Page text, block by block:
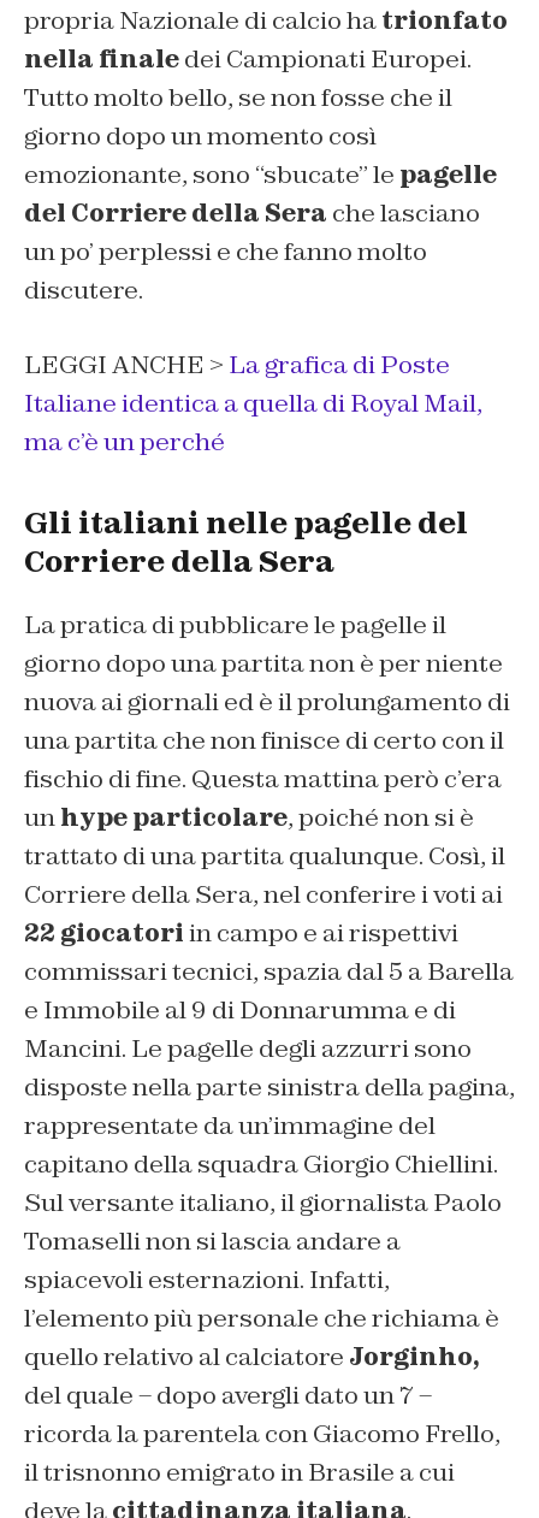
propria Nazionale di calcio hatrionfato
nella finaledei Campionati Europei.
Tutto molto bello, se non fosse che il
giorno dopo un momento così
emozionante, sono “sbucate” le pagelle
del Corriere della Sera che lasciano
un po’ perplessi e che fanno molto
discutere.
LEGGI ANCHE > La grafica di Poste
Italiane identica a quella di Royal Mail,
ma c’è un perché
Gli italiani nelle pagelle del
Corriere della Sera
La pratica di pubblicare le pagelle il
giorno dopo una partita non è per niente
nuova ai giornali ed è il prolungamento di
una partita che non finisce di certo con il
fischio di fine. Questa mattina però c’era
unhypeparticolare, poiché non si è
trattato di una partita qualunque. Così,il
Corriere della Sera, nel conferire i voti ai
22 giocatoriin campo e ai rispettivi
commissari tecnici, spazia dal 5 a Barella
e Immobile al 9 di Donnarumma e di
Mancini. Le pagelle degli azzurri sono
disposte nella parte sinistra della pagina,
rappresentate da un’immagine del
capitano della squadra Giorgio Chiellini.
Sul versante italiano, il giornalista Paolo
Tomaselli non si lascia andare a
spiacevoli esternazioni. Infatti,
l’elemento più personale che richiama è
quello relativo al calciatore Jorginho,
del quale – dopo avergli dato un 7 –
ricorda la parentela con Giacomo Frello,
il trisnonno emigrato in Brasile a cui
deve lacittadinanza italiana.